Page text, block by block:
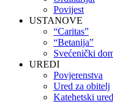
Povijest
USTANOVE
“Caritas”
“Betanija”
Svećenički
UREDI
Povjerenstva
Ured za obitelj
Katehetski ured